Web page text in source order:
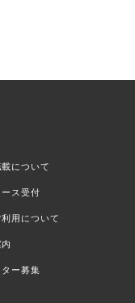
について
ス受付
用について
ー募集